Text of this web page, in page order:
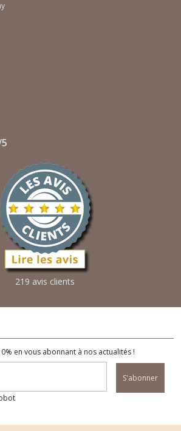
219 avis clients
en vous abonnant à nos actualités !
S'abonner